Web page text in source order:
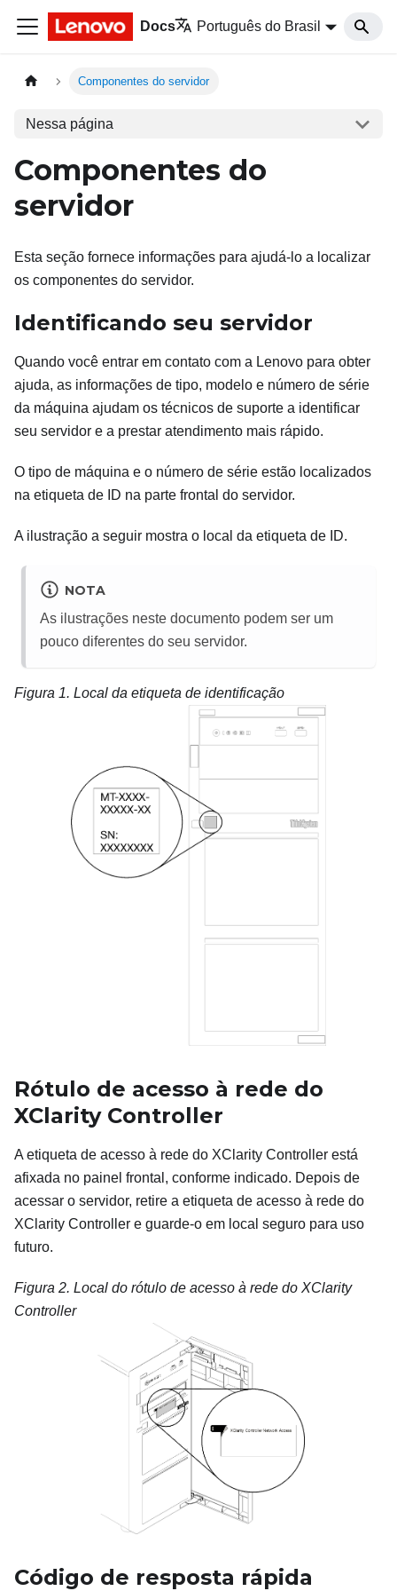
Docs Português do Brasil
Componentes do servidor
Nessa página
Componentes do
servidor
Esta seção fornece informações para ajudá-lo a localizar
os componentes do servidor.
Identificando seu servidor
Quando você entrar em contato com a Lenovo para obter
ajuda, as informações de tipo, modelo e número de série
da máquina ajudam os técnicos de suporte a identificar
seu servidor e a prestar atendimento mais rápido.
O tipo de máquina e o número de série estão localizados
na etiqueta de ID na parte frontal do servidor.
A ilustração a seguir mostra o local da etiqueta de ID.
NOTA
As ilustrações neste documento podem ser um
pouco diferentes do seu servidor.
Figura 1. Local da etiqueta de identificação
Rótulo de acesso à rede do
XClarity Controller
A etiqueta de acesso à rede do XClarity Controller está
afixada no painel frontal, conforme indicado. Depois de
acessar o servidor, retire a etiqueta de acesso à rede do
XClarity Controller e guarde-o em local seguro para uso
futuro.
Figura 2. Local do rótulo de acesso à rede do XClarity
Controller
Código de resposta rápida